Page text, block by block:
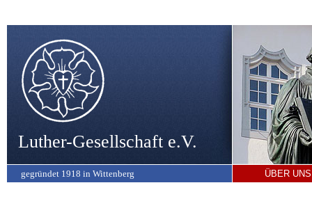
Luther-Gesellschaft e.V.
gegründet 1918 in Wittenberg ÜBER UNS